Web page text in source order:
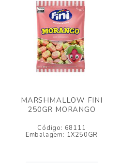
MARSHMALLOW FINI
250GR MORANGO
Código: 68111
Embalagem: 1X250GR